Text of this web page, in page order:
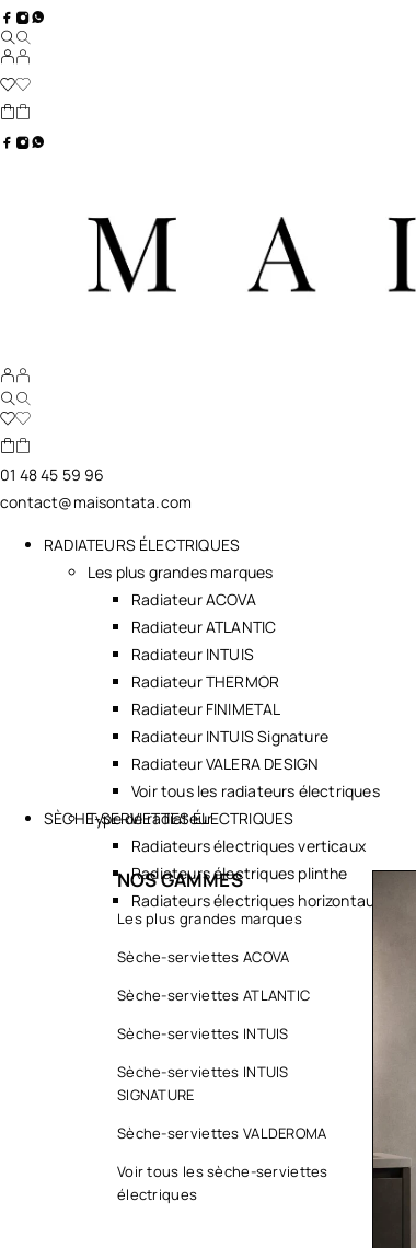
01 48 45 59 96
contact@maisontata.com
RADIATEURS ÉLECTRIQUES
Les plus grandes marques
Radiateur ACOVA
Radiateur ATLANTIC
Radiateur INTUIS
Radiateur THERMOR
Radiateur FINIMETAL
Radiateur INTUIS Signature
Radiateur VALERA DESIGN
Voir tous les radiateurs électriques
Type de radiateur
Radiateurs électriques verticaux
Radiateurs électriques plinthe
Radiateurs électriques horizontaux
SÈCHE-SERVIETTES ÉLECTRIQUES
NOS GAMMES
Les plus grandes marques
Sèche-serviettes ACOVA
Sèche-serviettes ATLANTIC
Sèche-serviettes INTUIS
Sèche-serviettes INTUIS
SIGNATURE
Sèche-serviettes VALDEROMA
Voir tous les sèche-serviettes
électriques
Sèche serviette